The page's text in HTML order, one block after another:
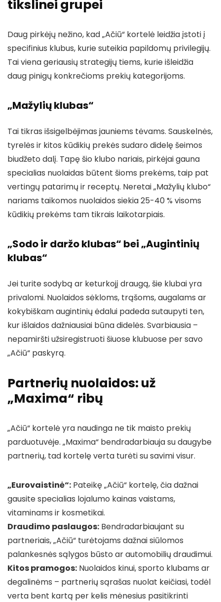
tikslinei grupei
Daug pirkėjų nežino, kad „Ačiū“ kortelė leidžia įstoti į
specifinius klubus, kurie suteikia papildomų privilegijų.
Tai viena geriausių strategijų tiems, kurie išleidžia
daug pinigų konkrečioms prekių kategorijoms.
„Mažylių klubas“
Tai tikras išsigelbėjimas jauniems tėvams. Sauskelnės,
tyrelės ir kitos kūdikių prekės sudaro didelę šeimos
biudžeto dalį. Tapę šio klubo nariais, pirkėjai gauna
specialias nuolaidas būtent šioms prekėms, taip pat
vertingų patarimų ir receptų. Neretai „Mažylių klubo“
nariams taikomos nuolaidos siekia 25-40 % visoms
kūdikių prekėms tam tikrais laikotarpiais.
„Sodo ir daržo klubas“ bei „Augintinių
klubas“
Jei turite sodybą ar keturkojį draugą, šie klubai yra
privalomi. Nuolaidos sėkloms, trąšoms, augalams ar
kokybiškam augintinių ėdalui padeda sutaupyti ten,
kur išlaidos dažniausiai būna didelės. Svarbiausia –
nepamiršti užsiregistruoti šiuose klubuose per savo
„Ačiū“ paskyrą.
Partnerių nuolaidos: už
„Maxima“ ribų
„Ačiū“ kortelė yra naudinga ne tik maisto prekių
parduotuvėje. „Maxima“ bendradarbiauja su daugybe
partnerių, tad kortelę verta turėti su savimi visur.
„Eurovaistinė“: Pateikę „Ačiū“ kortelę, čia dažnai
gausite specialias lojalumo kainas vaistams,
vitaminams ir kosmetikai.
Draudimo paslaugos: Bendradarbiaujant su
partneriais, „Ačiū“ turėtojams dažnai siūlomos
palankesnės sąlygos būsto ar automobilių draudimui.
Kitos pramogos: Nuolaidos kinui, sporto klubams ar
degalinėms – partnerių sąrašas nuolat keičiasi, todėl
verta bent kartą per kelis mėnesius pasitikrinti